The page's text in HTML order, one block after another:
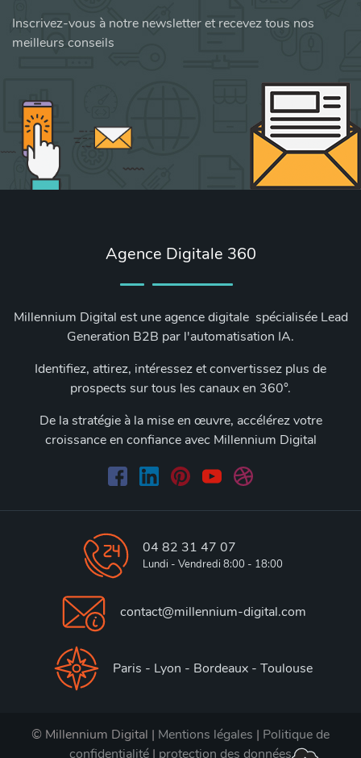
Inscrivez-vous à notre newsletter et recevez tous nos
meilleurs conseils
Agence Digitale 360
Millennium Digital est une agence digitale spécialisée Lead
Generation B2B par l'automatisation IA.
Identifiez, attirez, intéressez et convertissez plus de
prospects sur tous les canaux en 360°.
De la stratégie à la mise en œuvre, accélérez votre
croissance en confiance avec Millennium Digital
04 82 31 47 07
Lundi - Vendredi 8:00 - 18:00
contact@millennium-digital.com
Paris - Lyon - Bordeaux - Toulouse
© Millennium Digital | Mentions légales | Politique de
confidentialité | protection des données